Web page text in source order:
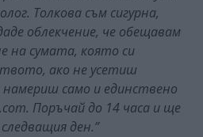
Толкова съм сигурна,
облекчение, че обещавам
на сумата, която си
ако не усетиш
само и единствено
Поръчай до 14 часа и ще
ден.”